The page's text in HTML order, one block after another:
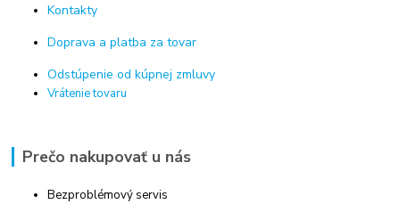
Kontakty
Doprava a platba za tovar
Odstúpenie od kúpnej zmluvy
Vrátenie tovaru
Prečo nakupovať u nás
Bezproblémový servis